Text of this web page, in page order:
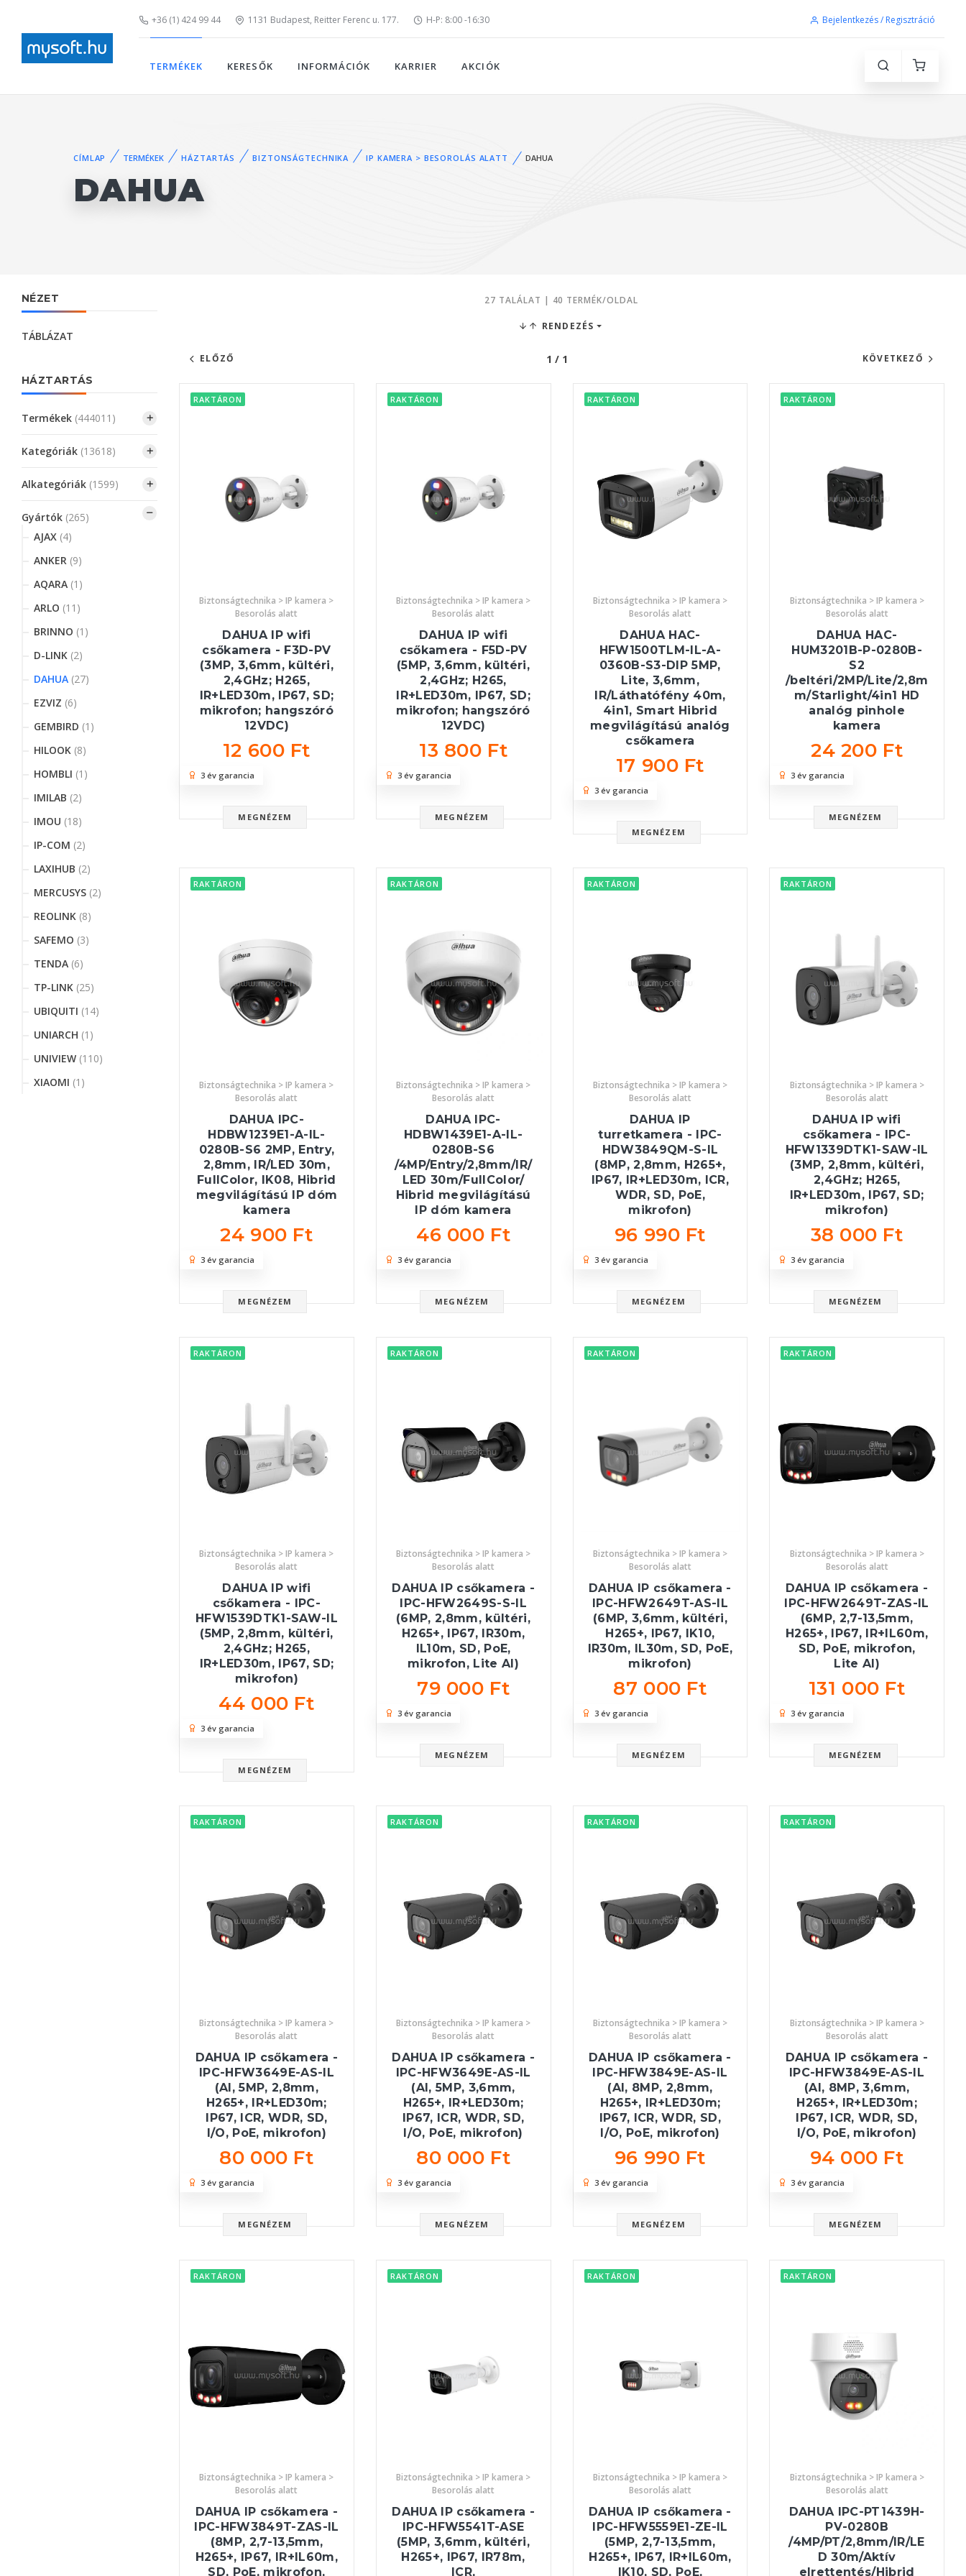
+36 (1) 424 99 44 1131 Budapest, Reitter Ferenc u. 177. H-P: 8:00 -16:30 Bejelentkezés / Regisztráció
TERMÉKEK KERESŐK INFORMÁCIÓK KARRIER AKCIÓK
CÍMLAP TERMÉKEK HÁZTARTÁS BIZTONSÁGTECHNIKA IP KAMERA > BESOROLÁS ALATT DAHUA
DAHUA
NÉZET
TÁBLÁZAT
HÁZTARTÁS
Termékek (444011)
Kategóriák (13618)
Alkategóriák (1599)
Gyártók (265)
AJAX (4)
ANKER (9)
AQARA (1)
ARLO (11)
BRINNO (1)
D-LINK (2)
DAHUA (27)
EZVIZ (6)
GEMBIRD (1)
HILOOK (8)
HOMBLI (1)
IMILAB (2)
IMOU (18)
IP-COM (2)
LAXIHUB (2)
MERCUSYS (2)
REOLINK (8)
SAFEMO (3)
TENDA (6)
TP-LINK (25)
UBIQUITI (14)
UNIARCH (1)
UNIVIEW (110)
XIAOMI (1)
27 TALÁLAT | 40 TERMÉK/OLDAL
RENDEZÉS
ELŐZŐ 1 / 1 KÖVETKEZŐ
RAKTÁRON
Biztonságtechnika > IP kamera >
Besorolás alatt
DAHUA IP wifi
csőkamera - F3D-PV
(3MP, 3,6mm, kültéri,
2,4GHz; H265,
IR+LED30m, IP67, SD;
mikrofon; hangszóró
12VDC)
12 600 Ft
MEGNÉZEM
3 év garancia
RAKTÁRON
Biztonságtechnika > IP kamera >
Besorolás alatt
DAHUA IP wifi
csőkamera - F5D-PV
(5MP, 3,6mm, kültéri,
2,4GHz; H265,
IR+LED30m, IP67, SD;
mikrofon; hangszóró
12VDC)
13 800 Ft
MEGNÉZEM
3 év garancia
RAKTÁRON
Biztonságtechnika > IP kamera >
Besorolás alatt
DAHUA HAC-
HFW1500TLM-IL-A-
0360B-S3-DIP 5MP,
Lite, 3,6mm,
IR/Láthatófény 40m,
4in1, Smart Hibrid
megvilágítású analóg
csőkamera
17 900 Ft
MEGNÉZEM
3 év garancia
RAKTÁRON
Biztonságtechnika > IP kamera >
Besorolás alatt
DAHUA HAC-
HUM3201B-P-0280B-
S2
/beltéri/2MP/Lite/2,8m
m/Starlight/4in1 HD
analóg pinhole
kamera
24 200 Ft
MEGNÉZEM
3 év garancia
RAKTÁRON
Biztonságtechnika > IP kamera >
Besorolás alatt
DAHUA IPC-
HDBW1239E1-A-IL-
0280B-S6 2MP, Entry,
2,8mm, IR/LED 30m,
FullColor, IK08, Hibrid
megvilágítású IP dóm
kamera
24 900 Ft
MEGNÉZEM
3 év garancia
RAKTÁRON
Biztonságtechnika > IP kamera >
Besorolás alatt
DAHUA IPC-
HDBW1439E1-A-IL-
0280B-S6
/4MP/Entry/2,8mm/IR/
LED 30m/FullColor/
Hibrid megvilágítású
IP dóm kamera
46 000 Ft
MEGNÉZEM
3 év garancia
RAKTÁRON
Biztonságtechnika > IP kamera >
Besorolás alatt
DAHUA IP
turretkamera - IPC-
HDW3849QM-S-IL
(8MP, 2,8mm, H265+,
IP67, IR+LED30m, ICR,
WDR, SD, PoE,
mikrofon)
96 990 Ft
MEGNÉZEM
3 év garancia
RAKTÁRON
Biztonságtechnika > IP kamera >
Besorolás alatt
DAHUA IP wifi
csőkamera - IPC-
HFW1339DTK1-SAW-IL
(3MP, 2,8mm, kültéri,
2,4GHz; H265,
IR+LED30m, IP67, SD;
mikrofon)
38 000 Ft
MEGNÉZEM
3 év garancia
RAKTÁRON
Biztonságtechnika > IP kamera >
Besorolás alatt
DAHUA IP wifi
csőkamera - IPC-
HFW1539DTK1-SAW-IL
(5MP, 2,8mm, kültéri,
2,4GHz; H265,
IR+LED30m, IP67, SD;
mikrofon)
44 000 Ft
MEGNÉZEM
3 év garancia
RAKTÁRON
Biztonságtechnika > IP kamera >
Besorolás alatt
DAHUA IP csőkamera -
IPC-HFW2649S-S-IL
(6MP, 2,8mm, kültéri,
H265+, IP67, IR30m,
IL10m, SD, PoE,
mikrofon, Lite AI)
79 000 Ft
MEGNÉZEM
3 év garancia
RAKTÁRON
Biztonságtechnika > IP kamera >
Besorolás alatt
DAHUA IP csőkamera -
IPC-HFW2649T-AS-IL
(6MP, 3,6mm, kültéri,
H265+, IP67, IK10,
IR30m, IL30m, SD, PoE,
mikrofon)
87 000 Ft
MEGNÉZEM
3 év garancia
RAKTÁRON
Biztonságtechnika > IP kamera >
Besorolás alatt
DAHUA IP csőkamera -
IPC-HFW2649T-ZAS-IL
(6MP, 2,7-13,5mm,
H265+, IP67, IR+IL60m,
SD, PoE, mikrofon,
Lite AI)
131 000 Ft
MEGNÉZEM
3 év garancia
RAKTÁRON
Biztonságtechnika > IP kamera >
Besorolás alatt
DAHUA IP csőkamera -
IPC-HFW3649E-AS-IL
(AI, 5MP, 2,8mm,
H265+, IR+LED30m;
IP67, ICR, WDR, SD,
I/O, PoE, mikrofon)
80 000 Ft
MEGNÉZEM
3 év garancia
RAKTÁRON
Biztonságtechnika > IP kamera >
Besorolás alatt
DAHUA IP csőkamera -
IPC-HFW3649E-AS-IL
(AI, 5MP, 3,6mm,
H265+, IR+LED30m;
IP67, ICR, WDR, SD,
I/O, PoE, mikrofon)
80 000 Ft
MEGNÉZEM
3 év garancia
RAKTÁRON
Biztonságtechnika > IP kamera >
Besorolás alatt
DAHUA IP csőkamera -
IPC-HFW3849E-AS-IL
(AI, 8MP, 2,8mm,
H265+, IR+LED30m;
IP67, ICR, WDR, SD,
I/O, PoE, mikrofon)
96 990 Ft
MEGNÉZEM
3 év garancia
RAKTÁRON
Biztonságtechnika > IP kamera >
Besorolás alatt
DAHUA IP csőkamera -
IPC-HFW3849E-AS-IL
(AI, 8MP, 3,6mm,
H265+, IR+LED30m;
IP67, ICR, WDR, SD,
I/O, PoE, mikrofon)
94 000 Ft
MEGNÉZEM
3 év garancia
RAKTÁRON
Biztonságtechnika > IP kamera >
Besorolás alatt
DAHUA IP csőkamera -
IPC-HFW3849T-ZAS-IL
(8MP, 2,7-13,5mm,
H265+, IP67, IR+IL60m,
SD, PoE, mikrofon,
RAKTÁRON
Biztonságtechnika > IP kamera >
Besorolás alatt
DAHUA IP csőkamera -
IPC-HFW5541T-ASE
(5MP, 3,6mm, kültéri,
H265+, IP67, IR78m,
ICR,
RAKTÁRON
Biztonságtechnika > IP kamera >
Besorolás alatt
DAHUA IP csőkamera -
IPC-HFW5559E1-ZE-IL
(5MP, 2,7-13,5mm,
H265+, IP67, IR+IL60m,
IK10, SD, PoE,
RAKTÁRON
Biztonságtechnika > IP kamera >
Besorolás alatt
DAHUA IPC-PT1439H-
PV-0280B
/4MP/PT/2,8mm/IR/LE
D 30m/Aktív
elrettentés/Hibrid